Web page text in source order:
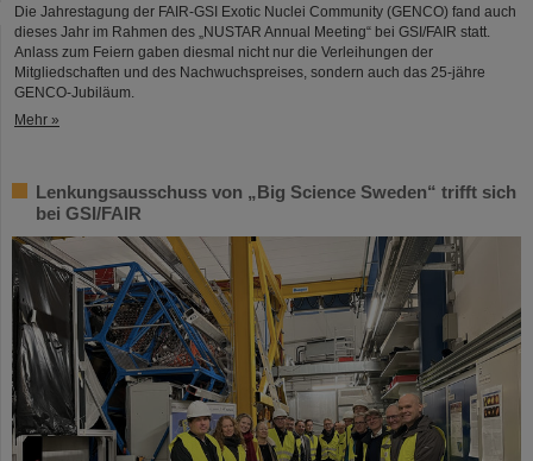
Die Jahrestagung der FAIR-GSI Exotic Nuclei Community (GENCO) fand auch
dieses Jahr im Rahmen des „NUSTAR Annual Meeting“ bei GSI/FAIR statt.
Anlass zum Feiern gaben diesmal nicht nur die Verleihungen der
Mitgliedschaften und des Nachwuchspreises, sondern auch das 25-jähre
GENCO-Jubiläum.
Mehr »
Lenkungsausschuss von „Big Science Sweden“ trifft sich
bei GSI/FAIR